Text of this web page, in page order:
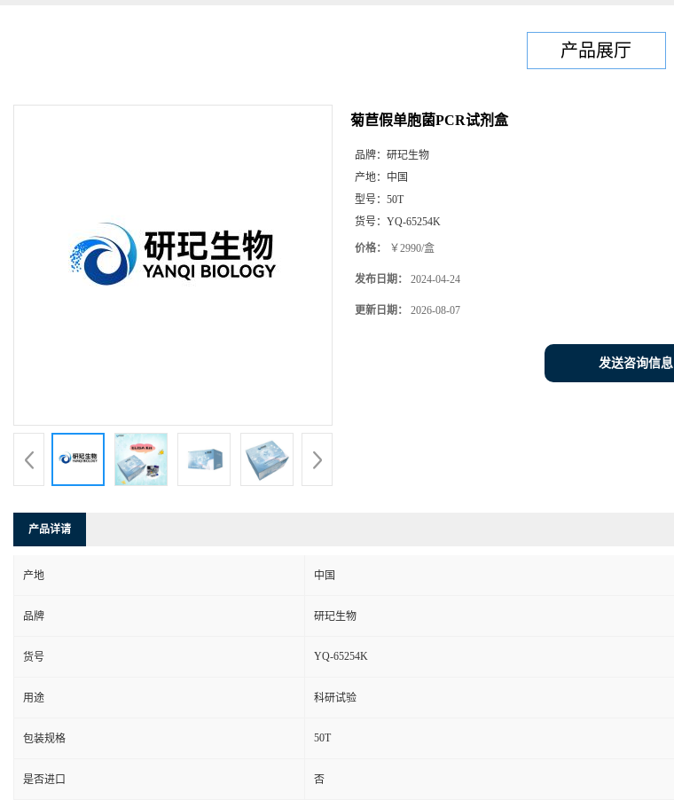
产品展厅
菊苣假单胞菌PCR试剂盒
品牌： 研玘生物
产地： 中国
型号： 50T
货号： YQ-65254K
价格： ￥2990/盒
发布日期： 2024-04-24
更新日期： 2026-08-07
发送咨询信息
产品详请
产地 中国
品牌 研玘生物
货号 YQ-65254K
用途 科研试验
包装规格 50T
是否进口 否